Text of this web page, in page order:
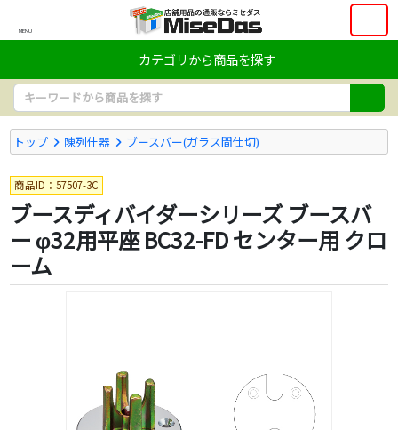
MENU
カテゴリから商品を探す
トップ 陳列什器 ブースバー(ガラス間仕切)
商品ID：57507-3C
ブースディバイダーシリーズ ブースバ
ー φ32用平座 BC32-FD センター用 クロ
ーム